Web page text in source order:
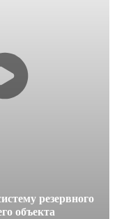
резервного
объекта